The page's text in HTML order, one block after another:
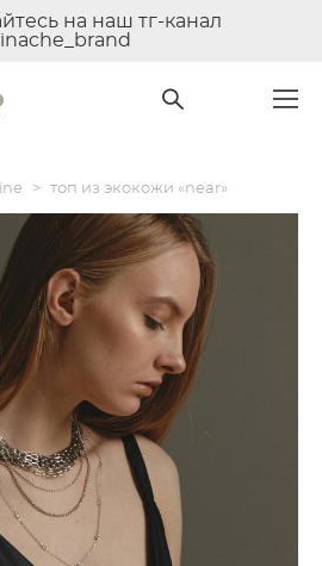
на наш тг-канал
> топ из экокожи «near»